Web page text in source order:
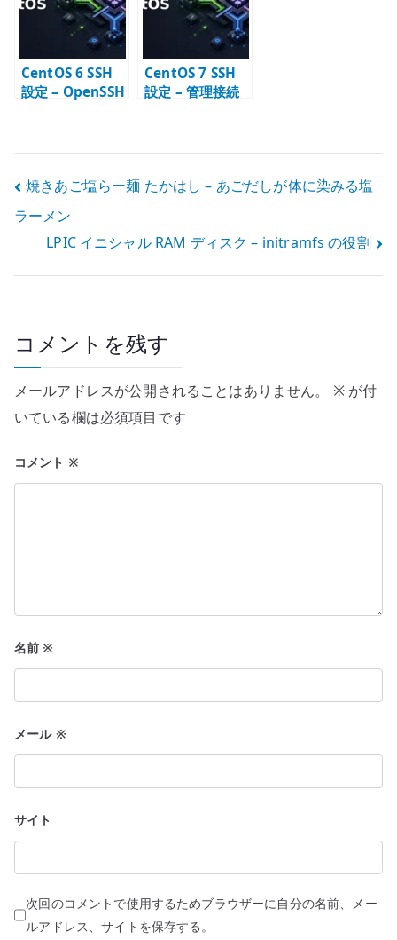
CentOS 6 SSH
設定 – OpenSSH
CentOS 7 SSH
設定 – 管理接続
投
稿
ゲ
ー
シ
ン
焼きあご塩らー麺 たかはし – あごだしが体に染みる塩
ラーメン
LPIC イニシャル RAM ディスク – initramfs の役割
コメントを残す
メールアドレスが公開されることはありません。 ※が付
いている欄は必須項目です
コメント ※
名前※
メール ※
サイト
次回のコメントで使用するためブラウザーに自分の名前、メー
ルアドレス、サイトを保存する。